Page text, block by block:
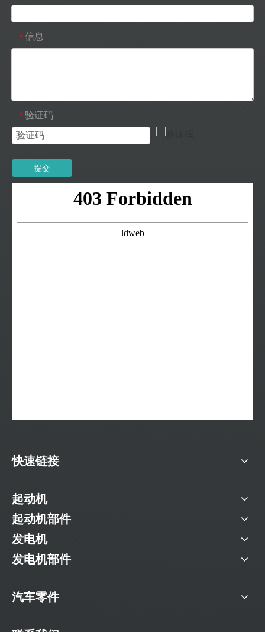
* 信息
* 验证码
提交
快速链接
起动机
起动机部件
发电机
发电机部件
汽车零件